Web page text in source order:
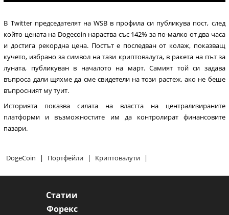
В Twitter председателят на WSB в профила си публикува пост, след
който цената на Dogecoin нараства със 142% за по-малко от два часа
и достига рекордна цена. Постът е последван от колаж, показващ
кучето, избрано за символ на тази криптовалута, в ракета на път за
луната, публикуван в началото на март. Самият той си задава
въпроса дали щяхме да сме свидетели на този растеж, ако не беше
въпросният му туит.
Историята показва силата на властта на централизираните
платформи и възможностите им да контролират финансовите
пазари.
DogeCoin | Портфейли | Криптовалути |
Статии
Форекс